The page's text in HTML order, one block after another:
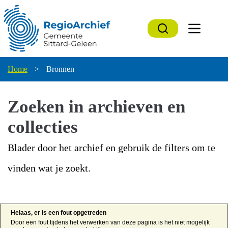
naar
de
inhoud
Home > Bronnen
Zoeken in archieven en
collecties
Blader door het archief en gebruik de filters om te
vinden wat je zoekt.
Helaas, er is een fout opgetreden
Door een fout tijdens het verwerken van deze pagina is het niet mogelijk